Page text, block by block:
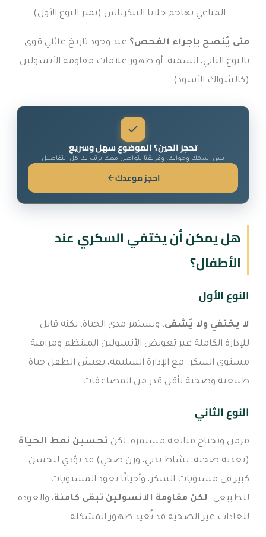
المناعي يهاجم خلايا البنكرياس (يميز النوع الأول)
متى يُنصح بإجراء الفحص؟ عند وجود تاريخ عائلي قوي
بالنوع الثاني، السمنة، أو ظهور علامات مقاومة الأنسولين
(كالشواك الأسود).
تحجز الحين؟ الموضوع سهل وسريع
بس اسمك وجوالك، وفريقنا يتواصل معك يرتب لك كل التفاصيل
احجز موعدك
هل يمكن أن يختفي السكري عند
الأطفال؟
النوع الأول
لا يختفي ولا يُشفى، ويستمر مدى الحياة، لكنه قابل
للإدارة الكاملة عبر تعويض الأنسولين المنتظم ومراقبة
مستوى السكر. مع الإدارة السليمة، يعيش الطفل حياة
طبيعية وصحية بأقل قدر من المضاعفات.
النوع الثاني
مزمن ويحتاج متابعة مستمرة، لكن تحسين نمط الحياة
(تغذية صحية، نشاط بدني، وزن صحي) قد يؤدي لتحسن
كبير في مستويات السكر، وأحيانًا تعود المستويات
للطبيعي. لكن مقاومة الأنسولين تبقى كامنة، والعودة
للعادات غير الصحية قد تُعيد ظهور المشكلة.